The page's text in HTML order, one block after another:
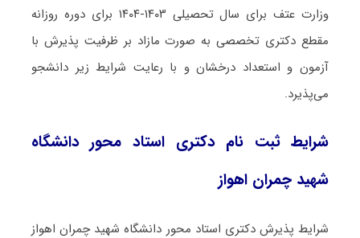
وزارت عتف برای سال تحصیلی ۱۴۰۳-۱۴۰۴ برای دوره روزانه
مقطع دکتری تخصصی به صورت مازاد بر ظرفیت پذیرش با
آزمون و استعداد درخشان و با رعایت شرایط زیر دانشجو
می‌پذیرد.
شرایط ثبت نام دکتری استاد محور دانشگاه
شهید چمران اهواز
شرایط پذیرش دکتری استاد محور دانشگاه شهید چمران اهواز